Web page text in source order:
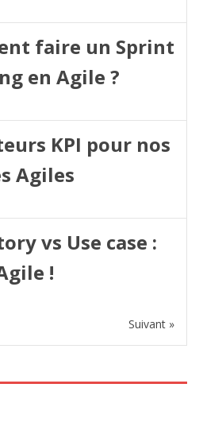
faire un Sprint
en Agile ?
KPI pour nos
Agiles
vs Use case :
!
Suivant »